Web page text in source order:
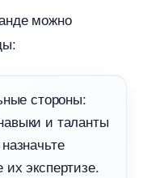
можно
стороны:
и таланты
экспертизе.